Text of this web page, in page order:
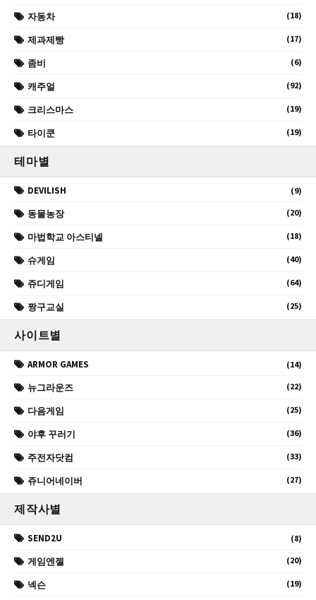
자동차 (18)
제과제빵 (17)
좀비 (6)
캐주얼 (92)
크리스마스 (19)
타이쿤 (19)
테마별
DEVILISH (9)
동물농장 (20)
마법학교 아스티넬 (18)
슈게임 (40)
쥬디게임 (64)
짱구교실 (25)
사이트별
ARMOR GAMES (14)
뉴그라운즈 (22)
다음게임 (25)
야후 꾸러기 (36)
주전자닷컴 (33)
쥬니어네이버 (27)
제작사별
SEND2U (8)
게임엔젤 (20)
넥슨 (19)